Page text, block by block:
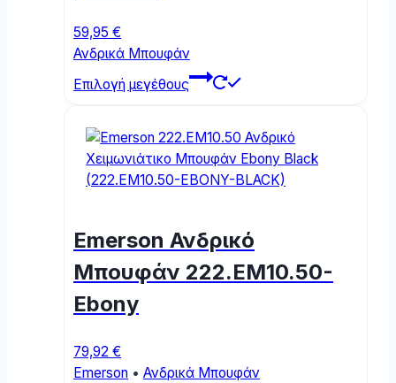
59,95 €
Ανδρικά Μπουφάν
Επιλογή μεγέθους
This
multiple
variants.
The
be
chosen
on
Emerson Ανδρικό
Μπουφάν 222.EM10.50-
Ebony
79,92 €
Emerson • Ανδρικά Μπουφάν